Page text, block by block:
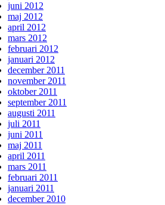
juni 2012
maj 2012
april 2012
mars 2012
februari 2012
januari 2012
december 2011
november 2011
oktober 2011
september 2011
augusti 2011
juli 2011
juni 2011
maj 2011
april 2011
mars 2011
februari 2011
januari 2011
december 2010